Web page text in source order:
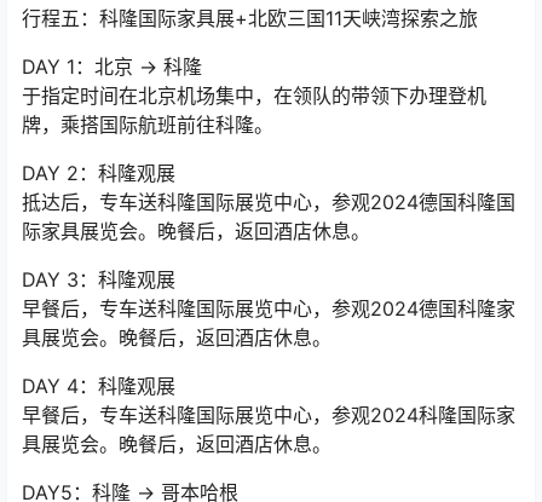
行程五：科隆国际家具展+北欧三国11天峡湾探索之旅
DAY 1：北京 → 科隆
于指定时间在北京机场集中，在领队的带领下办理登机
牌，乘搭国际航班前往科隆。
DAY 2：科隆观展
抵达后，专车送科隆国际展览中心，参观2024德国科隆国
际家具展览会。晚餐后，返回酒店休息。
DAY 3：科隆观展
早餐后，专车送科隆国际展览中心，参观2024德国科隆家
具展览会。晚餐后，返回酒店休息。
DAY 4：科隆观展
早餐后，专车送科隆国际展览中心，参观2024科隆国际家
具展览会。晚餐后，返回酒店休息。